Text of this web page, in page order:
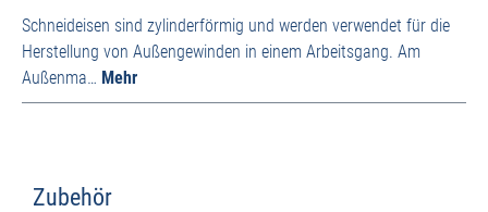
Schneideisen sind zylinderförmig und werden verwendet für die
Herstellung von Außengewinden in einem Arbeitsgang. Am
Außenma… Mehr
Zubehör